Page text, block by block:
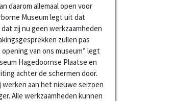
daarom allemaal open voor
Museum legt uit dat
zij nu geen werkzaamheden
zullen pas
van ons museum” legt
Hagedoornse Plaatse en
achter de schermen door.
werken aan het nieuwe seizoen
Alle werkzaamheden kunnen